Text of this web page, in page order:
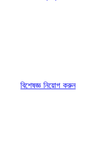
বিশেষজ্ঞ নিয়োগ করুন